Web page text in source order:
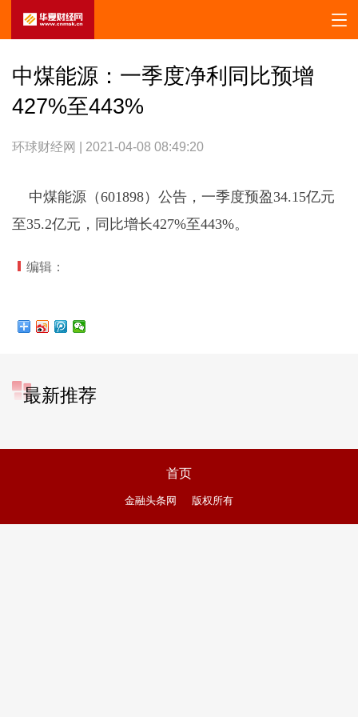
中煤能源：一季度净利同比预增
427%至443%
环球财经网 | 2021-04-08 08:49:20
中煤能源（601898）公告，一季度预盈34.15亿元
至35.2亿元，同比增长427%至443%。
编辑：
最新推荐
首页
金融头条网 版权所有